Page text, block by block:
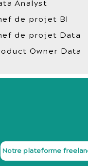
Analyst
de projet BI
de projet Data
Owner Data
Notre plateforme